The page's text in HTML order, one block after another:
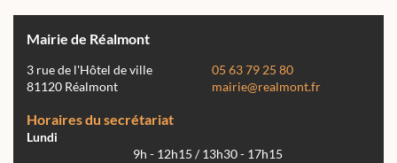
Mairie de Réalmont
3 rue de l'Hôtel de ville
81120 Réalmont
05 63 79 25 80
mairie@realmont.fr
Horaires du secrétariat
Lundi
9h - 12h15 / 13h30 - 17h15